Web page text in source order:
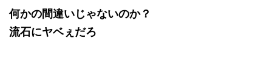
何かの間違いじゃないのか？
流石にヤベぇだろ